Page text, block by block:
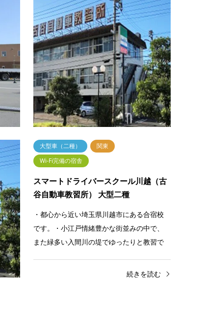
大人・お一人向き
スマートドライバースクール富士山御
殿場（富士センチュリーモーター…
富士山のすそので広々教習・静岡県裾野
市、東名高速道路足柄SAから車で24分、愛
鷹山と富士山を望む教習所。・品川駅から
40分強、名古屋から100分強、新幹線こ…
続きを読む
御
…
、愛
ら
…
む
大型車（二種）
関東
Wi-Fi完備の宿舎
スマートドライバースクール川越（古
谷自動車教習所） 大型二種
・都心から近い埼玉県川越市にある合宿校
です。・小江戸情緒豊かな街並みの中で、
また緑多い入間川の堤でゆったりと教習で
続きを読む